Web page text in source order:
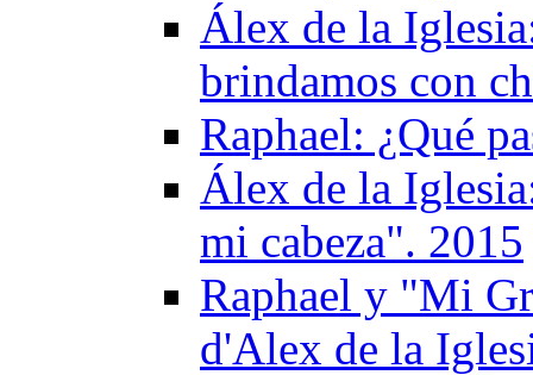
Álex de la
brindamos con
Raphael: ¿Qué
Álex de la
mi cabeza". 2015
Raphael y "Mi
d'Alex de la